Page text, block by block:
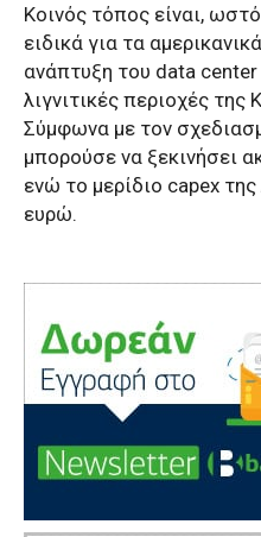
Κοινός τόπος είναι,
ειδικά για τα
ανάπτυξη του data
λιγνιτικές περιοχές
Σύμφωνα με τον
μπορούσε να ξεκινήσει
ενώ το μερίδιο capex
ευρώ.